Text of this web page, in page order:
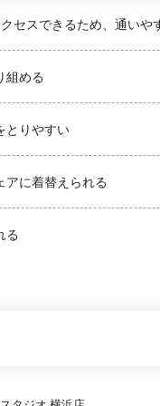
セスできるため、通いや
組める
とりやすい
アに着替えられる
る